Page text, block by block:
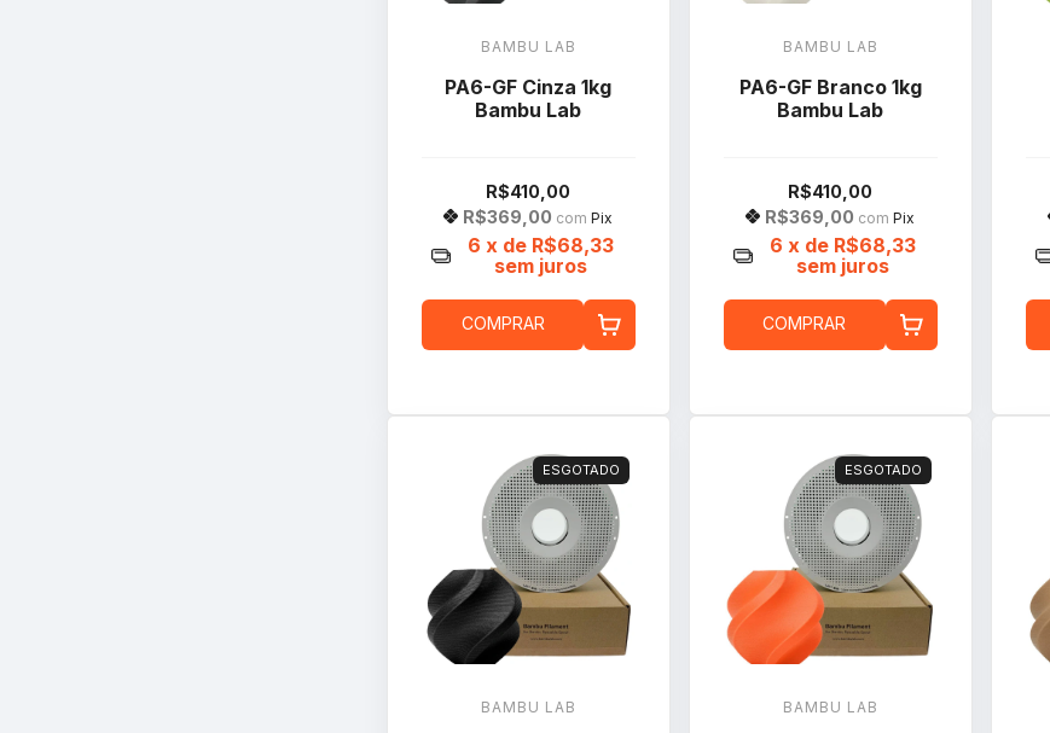
BAMBU LAB
PA6-GF Cinza 1kg
Bambu Lab
R$410,00
R$369,00 com Pix
6 x de R$68,33
sem juros
COMPRAR
BAMBU LAB
PA6-GF Branco 1kg
Bambu Lab
R$410,00
R$369,00 com Pix
6 x de R$68,33
sem juros
COMPRAR
ESGOTADO
BAMBU LAB
ESGOTADO
BAMBU LAB